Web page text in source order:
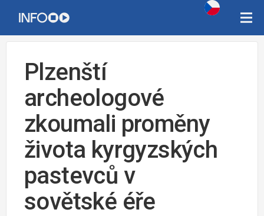
Plzenští
archeologové
zkoumali proměny
života kyrgyzských
pastevců v
sovětské éře